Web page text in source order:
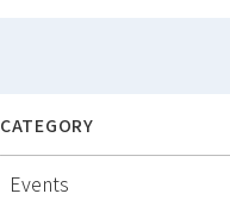
CATEGORY
Events